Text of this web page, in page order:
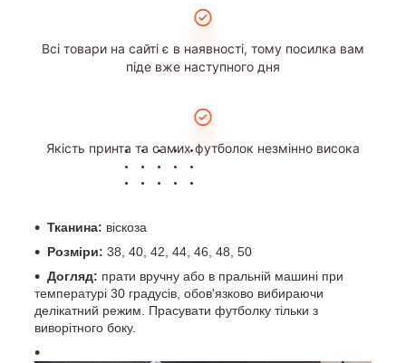
Всі товари на сайті є в наявності, тому посилка вам
піде вже наступного дня
Якість принта та самих футболок незмінно висока
Тканина: віскоза
Розміри: 38, 40, 42, 44, 46, 48, 50
Догляд: прати вручну або в пральній машині при
температурі 30 градусів, обов'язково вибираючи
делікатний режим. Прасувати футболку тільки з
виворітного боку.